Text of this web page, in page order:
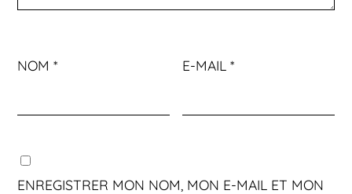
NOM* E-MAIL*
ENREGISTRER MON NOM, MON E-MAIL ET MON